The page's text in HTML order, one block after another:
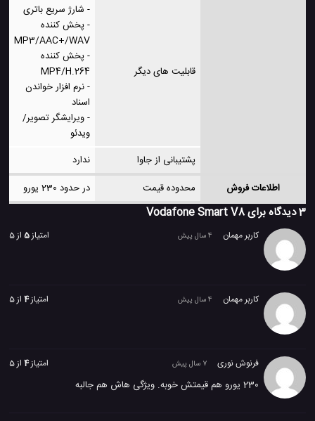
قابلیت های دیگر
- شارژ سریع باتری
- پخش کننده
MP3/AAC+/WAV
- پخش کننده
MP4/H.264
- نرم افزار خواندن
اسناد
- ویرایشگر تصویر/
ویدئو
پشتیبانی از جاوا
ندارد
اطلاعات فروش
محدوده قیمت در حدود 230 یورو
3 دیدگاه برای Vodafone Smart V8
امتیاز5 از 5 کاربر مهمان 4 سال پیش
امتیاز4 از 5 کاربر مهمان 4 سال پیش
امتیاز4 از 5 فرنوش نوری 7 سال پیش
230 یورو هم قیمتش خوبه. ویژگی هاش هم جالبه